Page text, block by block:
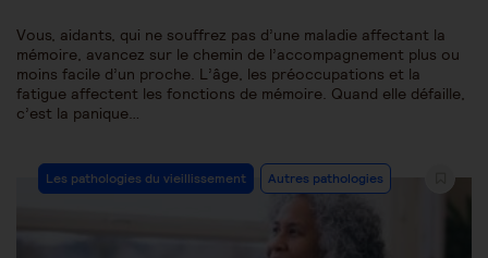
Vous, aidants, qui ne souffrez pas d’une maladie affectant la
mémoire, avancez sur le chemin de l’accompagnement plus ou
moins facile d’un proche. L’âge, les préoccupations et la
fatigue affectent les fonctions de mémoire. Quand elle défaille,
c’est la panique…
Post
Category:
Les pathologies du vieillissement Autres pathologies